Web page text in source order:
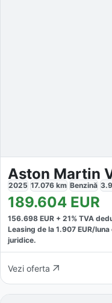
Aston Martin
2025 17.076 km Benzină
189.604 EUR
156.698 EUR + 21% TVA
Leasing de la 1.907 EUR/luna
juridice.
Vezi oferta